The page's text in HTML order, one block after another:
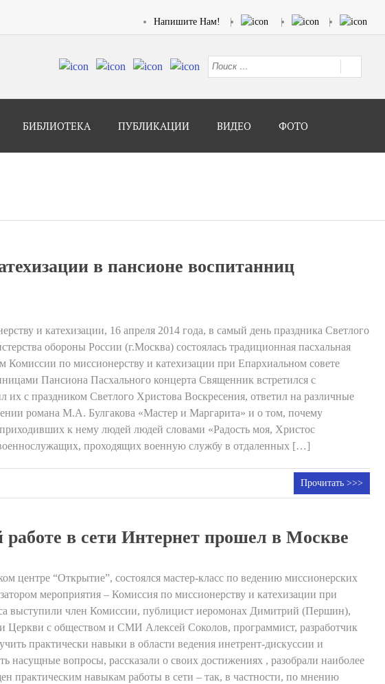
Напишите Нам!
БИБЛИОТЕКА ПУБЛИКАЦИИ ВИДЕО ФОТО
в пансионе воспитанниц
и катехизации, 16 апреля 2014 года, в самый день праздника Светлого
обороны России (г.Москва) состоялась традиционная пасхальная
по миссионерству и катехизации при Епархиальном совете
Пансиона Пасхального концерта Священник встретился с
с праздником Светлого Христова Воскресения, ответил на различные
романа М.А. Булгакова «Мастер и Маргарита» и о том, почему
к нему людей людей словами «Радость моя, Христос
проходящих военную службу в отдаленных […]
Прочитать >>>
в сети Интернет прошел в Москве
центре “Открытие”, состоялся мастер-класс по ведению миссионерских
мероприятия – Комиссия по миссионерству и катехизации при
выступили член Комиссии, публицист иеромонах Димитрий (Першин),
Церкви с обществом и СМИ Алексей Соколов, программист, разработчик
практически навыки в области ведения инетрент-дискуссии и
насущные вопросы, рассказали о своих достижениях , разобрали наиболее
практическим навыкам работы в сети – так, в частности, по мнению